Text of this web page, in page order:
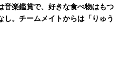
音楽鑑賞で、好きな食べ物はもつ
し。チームメイトからは「りゅう